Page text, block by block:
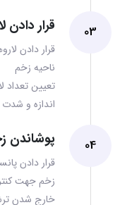
03 قرار
قرار دادن
ناحیه زخم
تعیین تعداد
اندازه و
04 پوشاندن
قرار دادن
زخم جهت
خارج شدن